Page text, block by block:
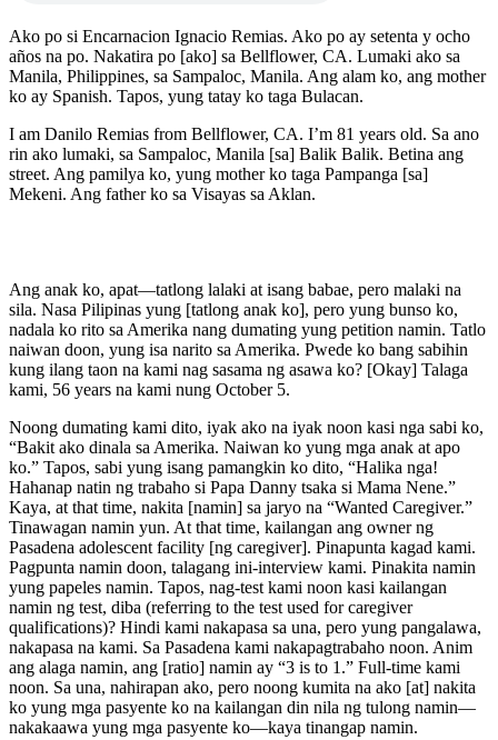
Ako po si Encarnacion Ignacio Remias. Ako po ay setenta y ocho
años na po. Nakatira po [ako] sa Bellflower, CA. Lumaki ako sa
Manila, Philippines, sa Sampaloc, Manila. Ang alam ko, ang mother
ko ay Spanish. Tapos, yung tatay ko taga Bulacan.
I am Danilo Remias from Bellflower, CA. I’m 81 years old. Sa ano
rin ako lumaki, sa Sampaloc, Manila [sa] Balik Balik. Betina ang
street. Ang pamilya ko, yung mother ko taga Pampanga [sa]
Mekeni. Ang father ko sa Visayas sa Aklan.
Ang anak ko, apat—tatlong lalaki at isang babae, pero malaki na
sila. Nasa Pilipinas yung [tatlong anak ko], pero yung bunso ko,
nadala ko rito sa Amerika nang dumating yung petition namin. Tatlo
naiwan doon, yung isa narito sa Amerika. Pwede ko bang sabihin
kung ilang taon na kami nag sasama ng asawa ko? [Okay] Talaga
kami, 56 years na kami nung October 5.
Noong dumating kami dito, iyak ako na iyak noon kasi nga sabi ko,
“Bakit ako dinala sa Amerika. Naiwan ko yung mga anak at apo
ko.” Tapos, sabi yung isang pamangkin ko dito, “Halika nga!
Hahanap natin ng trabaho si Papa Danny tsaka si Mama Nene.”
Kaya, at that time, nakita [namin] sa jaryo na “Wanted Caregiver.”
Tinawagan namin yun. At that time, kailangan ang owner ng
Pasadena adolescent facility [ng caregiver]. Pinapunta kagad kami.
Pagpunta namin doon, talagang ini-interview kami. Pinakita namin
yung papeles namin. Tapos, nag-test kami noon kasi kailangan
namin ng test, diba (referring to the test used for caregiver
qualifications)? Hindi kami nakapasa sa una, pero yung pangalawa,
nakapasa na kami. Sa Pasadena kami nakapagtrabaho noon. Anim
ang alaga namin, ang [ratio] namin ay “3 is to 1.” Full-time kami
noon. Sa una, nahirapan ako, pero noong kumita na ako [at] nakita
ko yung mga pasyente ko na kailangan din nila ng tulong namin—
nakakaawa yung mga pasyente ko—kaya tinangap namin.